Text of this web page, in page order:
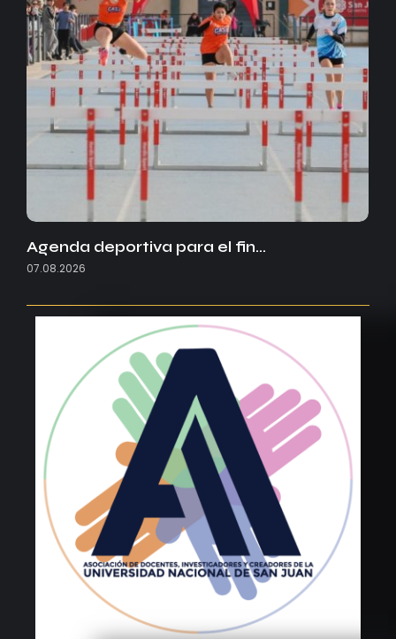
Agenda deportiva para el fin…
07.08.2026